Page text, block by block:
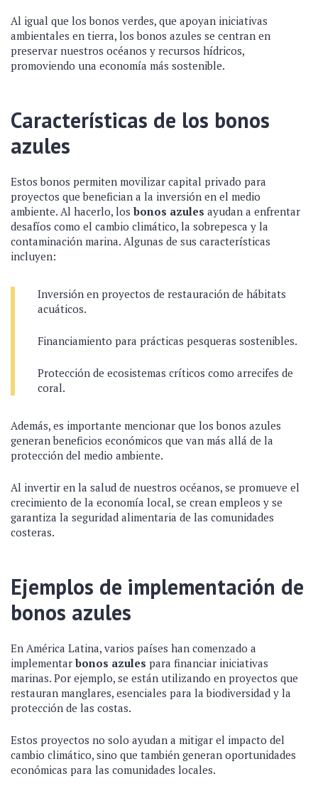
Al igual que los bonos verdes, que apoyan iniciativas
ambientales en tierra, los bonos azules se centran en
preservar nuestros océanos y recursos hídricos,
promoviendo una economía más sostenible.
Características de los bonos
azules
Estos bonos permiten movilizar capital privado para
proyectos que benefician a la inversión en el medio
ambiente. Al hacerlo, los bonos azules ayudan a enfrentar
desafíos como el cambio climático, la sobrepesca y la
contaminación marina. Algunas de sus características
incluyen:
Inversión en proyectos de restauración de hábitats
acuáticos.
Financiamiento para prácticas pesqueras sostenibles.
Protección de ecosistemas críticos como arrecifes de
coral.
Además, es importante mencionar que los bonos azules
generan beneficios económicos que van más allá de la
protección del medio ambiente.
Al invertir en la salud de nuestros océanos, se promueve el
crecimiento de la economía local, se crean empleos y se
garantiza la seguridad alimentaria de las comunidades
costeras.
Ejemplos de implementación de
bonos azules
En América Latina, varios países han comenzado a
implementar bonos azules para financiar iniciativas
marinas. Por ejemplo, se están utilizando en proyectos que
restauran manglares, esenciales para la biodiversidad y la
protección de las costas.
Estos proyectos no solo ayudan a mitigar el impacto del
cambio climático, sino que también generan oportunidades
económicas para las comunidades locales.